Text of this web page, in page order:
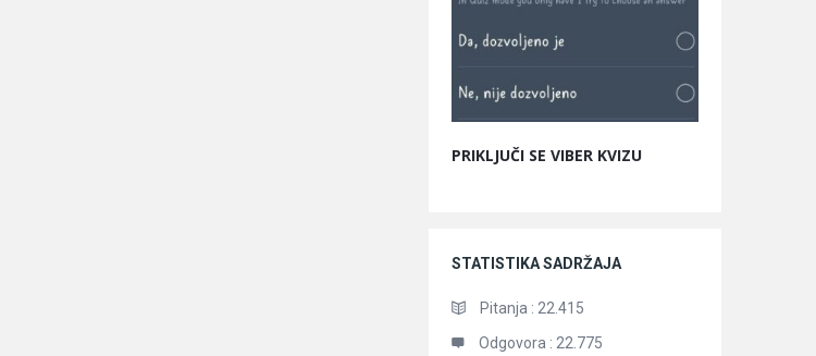
PRIKLJUČI SE VIBER KVIZU
STATISTIKA SADRŽAJA
Pitanja : 22.415
Odgovora : 22.775